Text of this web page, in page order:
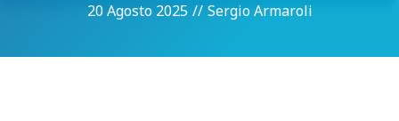
20 Agosto 2025 // Sergio Armaroli